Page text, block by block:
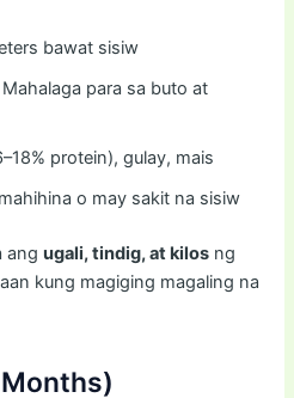
bawat sisiw
Mahalaga para sa buto at
protein), gulay, mais
o may sakit na sisiw
angugali, tindig, at kilos ng
kung magiging magaling na